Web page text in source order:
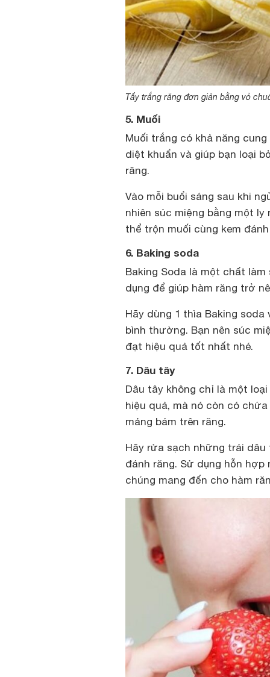
Tẩy trắng răng đơn giản bằng vỏ
5. Muối
Muối trắng có khả năng
diệt khuẩn và giúp bạn loại
răng.
Vào mỗi buổi sáng sau khi
nhiên súc miệng bằng một
thể trộn muối cùng kem
6. Baking soda
Baking Soda là một chất
dụng để giúp hàm răng trở
Hãy dùng 1 thìa Baking
bình thường. Bạn nên súc
đạt hiệu quả tốt nhất nhé.
7. Dâu tây
Dâu tây không chỉ là một
hiệu quả, mà nó còn có
mảng bám trên răng.
Hãy rửa sạch những trái
đánh răng. Sử dụng hỗn
chúng mang đến cho hàm